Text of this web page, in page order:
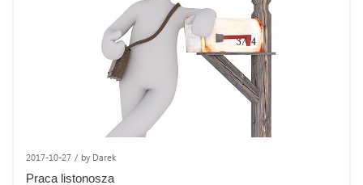
2017-10-27 / by Darek
Praca listonosza